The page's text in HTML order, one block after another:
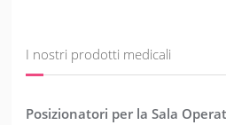
I nostri prodotti medicali
Posizionatori per la Sala